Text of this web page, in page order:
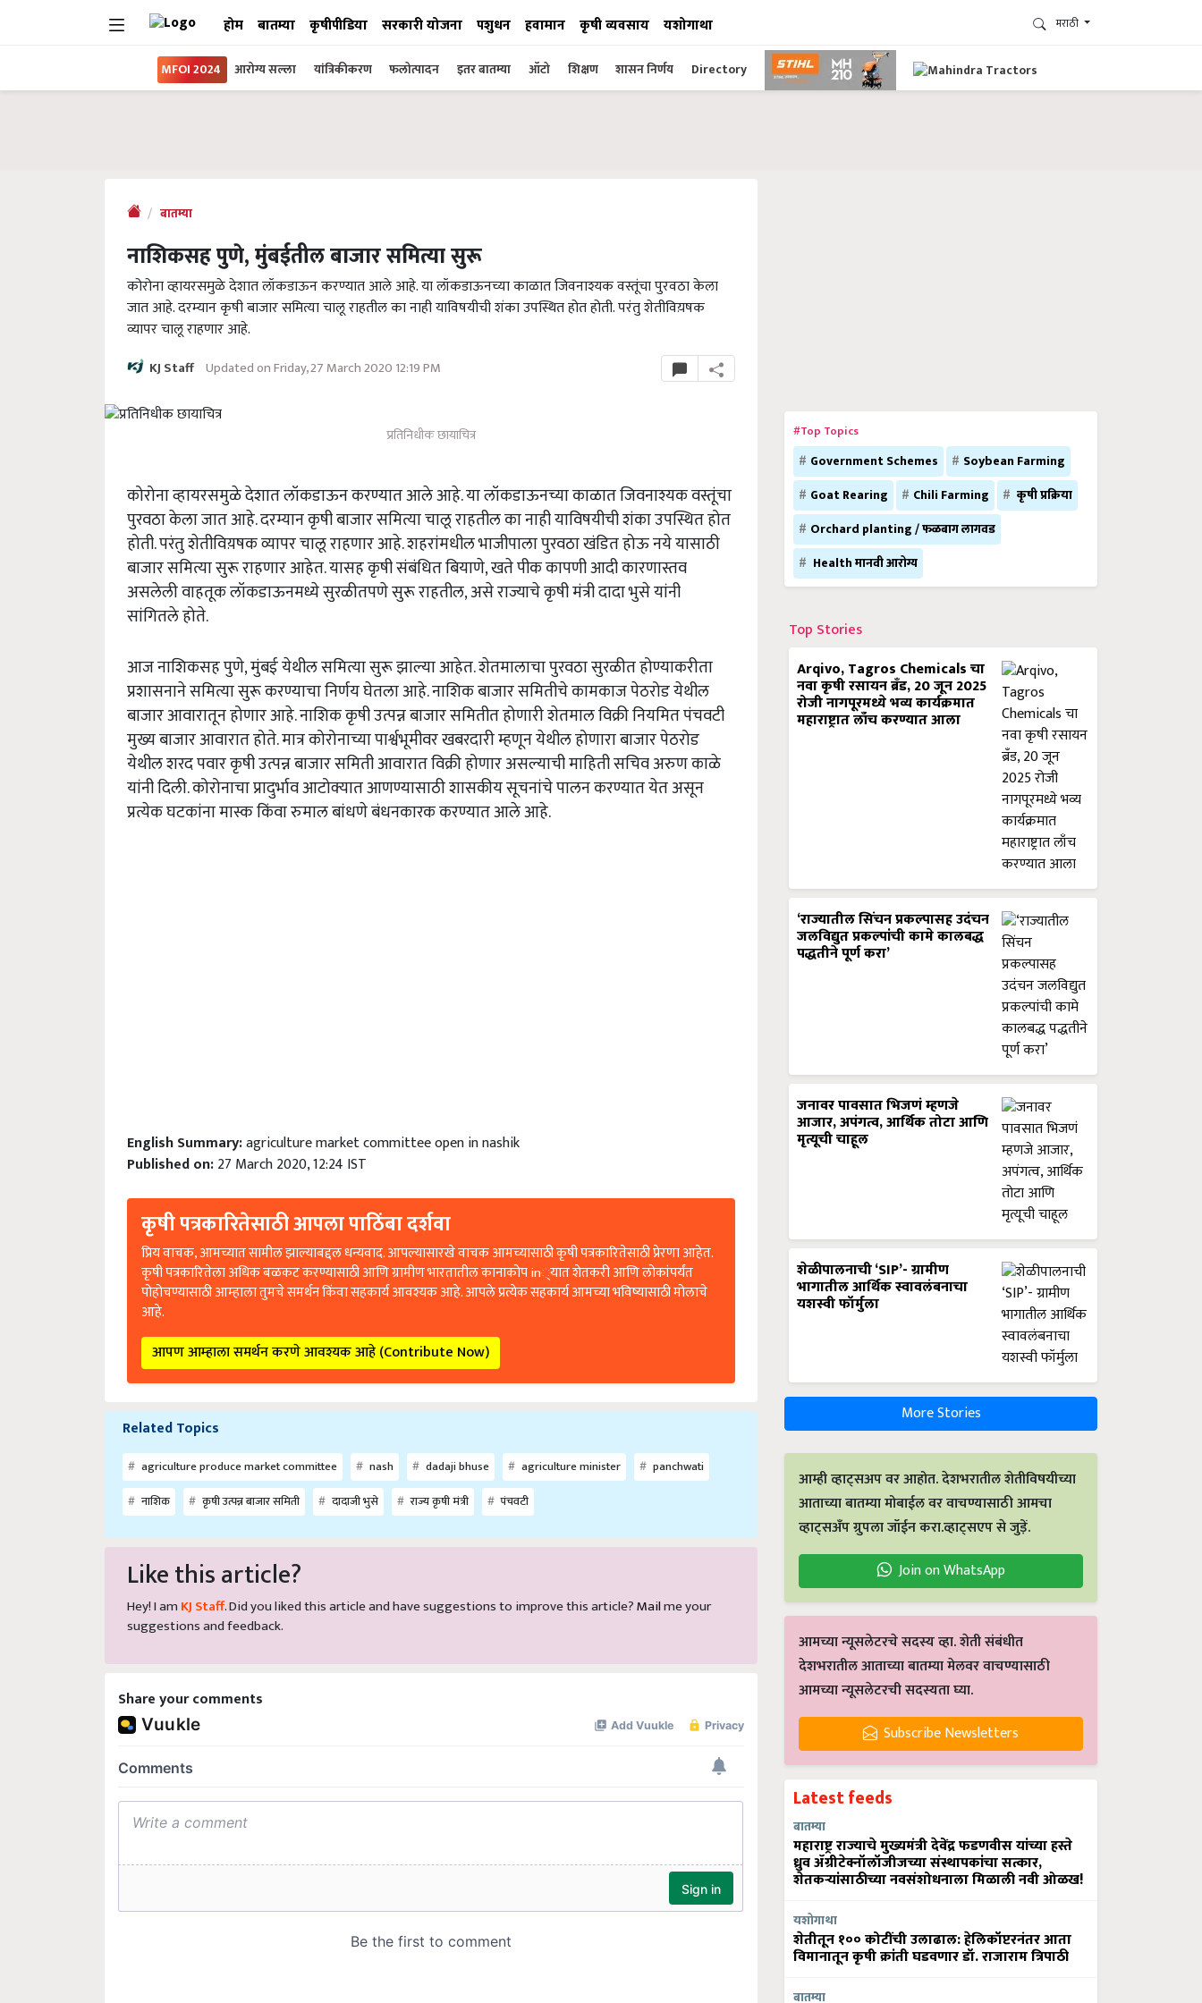
होम बातम्या कृषीपीडिया सरकारी योजना पशुधन हवामान कृषी व्यवसाय यशोगाथा मराठी
MFOI 2024 आरोग्य सल्ला यांत्रिकीकरण फलोत्पादन इतर बातम्या ऑटो शिक्षण शासन निर्णय Directory
बातम्या
नाशिकसह पुणे, मुंबईतील बाजार समित्या सुरू
कोरोना व्हायरसमुळे देशात लॉकडाऊन करण्यात आले आहे. या लॉकडाऊनच्या काळात जिवनाश्यक वस्तूंचा पुरवठा केला
जात आहे. दरम्यान कृषी बाजार समित्या चालू राहतील का नाही याविषयीची शंका उपस्थित होत होती. परंतु शेतीविय़षक
व्यापर चालू राहणार आहे.
KJ Staff Updated on Friday, 27 March 2020 12:19 PM
प्रतिनिधीक छायाचित्र
कोरोना व्हायरसमुळे देशात लॉकडाऊन करण्यात आले आहे. या लॉकडाऊनच्या काळात जिवनाश्यक वस्तूंचा
पुरवठा केला जात आहे. दरम्यान कृषी बाजार समित्या चालू राहतील का नाही याविषयीची शंका उपस्थित होत
होती. परंतु शेतीविय़षक व्यापर चालू राहणार आहे. शहरांमधील भाजीपाला पुरवठा खंडित होऊ नये यासाठी
बाजार समित्या सुरू राहणार आहेत. यासह कृषी संबंधित बियाणे, खते पीक कापणी आदी कारणास्तव
असलेली वाहतूक लॉकडाऊनमध्ये सुरळीतपणे सुरू राहतील, असे राज्याचे कृषी मंत्री दादा भुसे यांनी
सांगितले होते.
आज नाशिकसह पुणे, मुंबई येथील समित्या सुरू झाल्या आहेत. शेतमालाचा पुरवठा सुरळीत होण्याकरीता
प्रशासनाने समित्या सुरू करण्याचा निर्णय घेतला आहे. नाशिक बाजार समितीचे कामकाज पेठरोड येथील
बाजार आवारातून होणार आहे. नाशिक कृषी उत्पन्न बाजार समितीत होणारी शेतमाल विक्री नियमित पंचवटी
मुख्य बाजार आवारात होते. मात्र कोरोनाच्या पार्श्वभूमीवर खबरदारी म्हणून येथील होणारा बाजार पेठरोड
येथील शरद पवार कृषी उत्पन्न बाजार समिती आवारात विक्री होणार असल्याची माहिती सचिव अरुण काळे
यांनी दिली. कोरोनाचा प्रादुर्भाव आटोक्यात आणण्यासाठी शासकीय सूचनांचे पालन करण्यात येत असून
प्रत्येक घटकांना मास्क किंवा रुमाल बांधणे बंधनकारक करण्यात आले आहे.
English Summary:agriculture market committee open in nashik
Published on:27 March 2020, 12:24 IST
कृषी पत्रकारितेसाठी आपला पाठिंबा दर्शवा
प्रिय वाचक, आमच्यात सामील झाल्याबद्दल धन्यवाद. आपल्यासारखे वाचक आमच्यासाठी कृषी पत्रकारितेसाठी प्रेरणा आहेत.
कृषी पत्रकारितेला अधिक बळकट करण्यासाठी आणि ग्रामीण भारतातील कानाकोप in्यात शेतकरी आणि लोकांपर्यंत
पोहोचण्यासाठी आम्हाला तुमचे समर्थन किंवा सहकार्य आवश्यक आहे. आपले प्रत्येक सहकार्य आमच्या भविष्यासाठी मोलाचे
आहे.
आपण आम्हाला समर्थन करणे आवश्यक आहे (Contribute Now)
Related Topics
agriculture produce market committee nash dadaji bhuse agriculture minister
panchwati
नाशिक
कृषी उत्पन्न बाजार समिती दादाजी भुसे राज्य कृषी मंत्री पंचवटी
Like this article?
Hey! I am KJ Staff. Did you liked this article and have suggestions to improve this article?Mailme your
suggestions and feedback.
Share your comments
#Top Topics
Government Schemes
Soybean Farming
Goat Rearing
Chili Farming
कृषी प्रक्रिया
Orchard planting / फळबाग लागवड
Health मानवी आरोग्य
Top Stories
Arqivo, Tagros Chemicals चा
नवा कृषी रसायन ब्रँड, 20 जून 2025
रोजी नागपूरमध्ये भव्य कार्यक्रमात
महाराष्ट्रात लाँच करण्यात आला
‘राज्यातील सिंचन प्रकल्पासह उदंचन
जलविद्युत प्रकल्पांची कामे कालबद्ध
पद्धतीने पूर्ण करा’
जनावर पावसात भिजणं म्हणजे
आजार, अपंगत्व, आर्थिक तोटा आणि
मृत्यूची चाहूल
शेळीपालनाची ‘SIP’- ग्रामीण
भागातील आर्थिक स्वावलंबनाचा
यशस्वी फॉर्मुला
More Stories
आम्ही व्हाट्सअप वर आहोत. देशभरातील शेतीविषयीच्या
आताच्या बातम्या मोबाईल वर वाचण्यासाठी आमचा
व्हाट्सअँप ग्रुपला जॉईन करा.व्हाट्सएप से जुड़ें.
Join on WhatsApp
आमच्या न्यूसलेटरचे सदस्य व्हा. शेती संबंधीत
देशभरातील आताच्या बातम्या मेलवर वाचण्यासाठी
आमच्या न्यूसलेटरची सदस्यता घ्या.
Subscribe Newsletters
Latest feeds
बातम्या
महाराष्ट्र राज्याचे मुख्यमंत्री देवेंद्र फडणवीस यांच्या हस्ते
ध्रुव ॲग्रीटेक्नॉलॉजीजच्या संस्थापकांचा सत्कार,
शेतकऱ्यांसाठीच्या नवसंशोधनाला मिळाली नवी ओळख!
यशोगाथा
शेतीतून १०० कोटींची उलाढाल: हेलिकॉप्टरनंतर आता
विमानातून कृषी क्रांती घडवणार डॉ. राजाराम त्रिपाठी
बातम्या